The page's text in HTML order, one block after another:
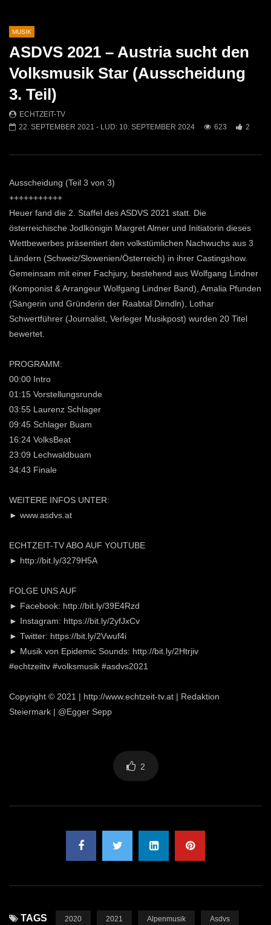
Jasmin & Louis – Irgendwie, irgendwo,
irgendwann (Nena Cover)
ECHTZEIT-TV
571
0
729
7
MUSIK
ASDVS 2021 – Austria sucht den
Volksmusik Star (Ausscheidung
3. Teil)
ECHTZEIT-TV
22. SEPTEMBER 2021 - LUD: 10. SEPTEMBER 2024 623 2
Ausscheidung (Teil 3 von 3)
+++++++++++
Heuer fand die 2. Staffel des ASDVS 2021 statt. Die
österreichische Jodlkönigin Margret Almer und Initiatorin dieses
Wettbewerbes präsentiert den volkstümlichen Nachwuchs aus 3
Ländern (Schweiz/Slowenien/Österreich) in ihrer Castingshow.
Gemeinsam mit einer Fachjury, bestehend aus Wolfgang Lindner
(Komponist & Arrangeur Wolfgang Lindner Band), Amalia Pfunden
(Sängerin und Gründerin der Raabtal Dirndln), Lothar
Schwertführer (Journalist, Verleger Musikpost) wurden 20 Titel
bewertet.
PROGRAMM:
00:00 Intro
01:15 Vorstellungsrunde
03:55 Laurenz Schlager
09:45 Schlager Buam
16:24 VolksBeat
23:09 Lechwaldbuam
34:43 Finale
WEITERE INFOS UNTER:
► www.asdvs.at
ECHTZEIT-TV ABO AUF YOUTUBE
► http://bit.ly/3279H5A
FOLGE UNS AUF
► Facebook: http://bit.ly/39E4Rzd
► Instagram: https://bit.ly/2yfJxCv
► Twitter: https://bit.ly/2Vwuf4i
► Musik von Epidemic Sounds: http://bit.ly/2Htrjiv
#echtzeittv #volksmusik #asdvs2021
Copyright © 2021 | http://www.echtzeit-tv.at | Redaktion
Steiermark | @Egger Sepp ​
2
TAGS 2020 2021 Alpenmusik Asdvs